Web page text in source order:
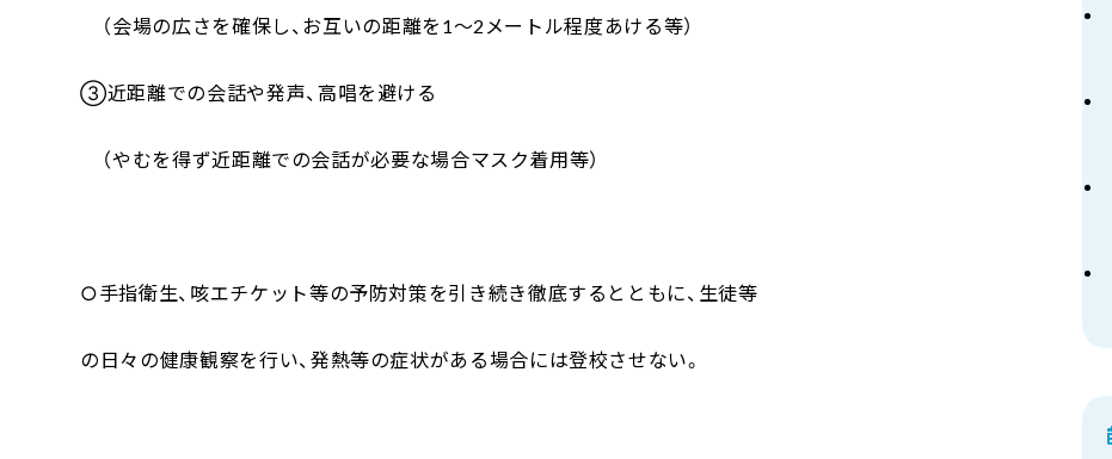
（会場の広さを確保し、お互いの距離を1～2メートル程度あける等）
③近距離での会話や発声、高唱を避ける
（やむを得ず近距離での会話が必要な場合マスク着用等）
○手指衛生、咳エチケット等の予防対策を引き続き徹底するとともに、生徒等
の日々の健康観察を行い、発熱等の症状がある場合には登校させない。